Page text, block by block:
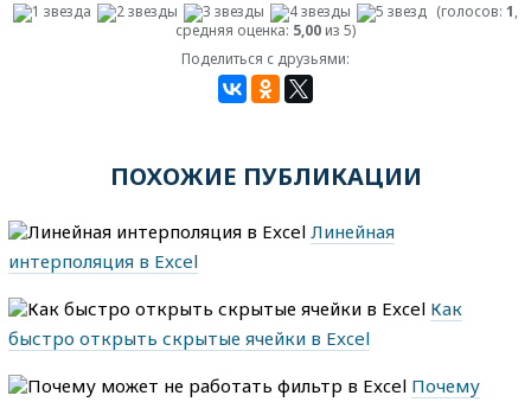
(голосов: 1,
средняя оценка: 5,00 из 5)
Поделиться с друзьями:
ПОХОЖИЕ ПУБЛИКАЦИИ
Линейная
интерполяция в Excel
Как
быстро открыть скрытые ячейки в Excel
Почему